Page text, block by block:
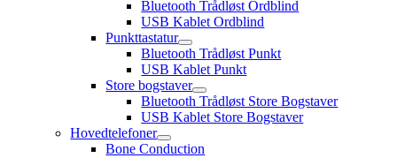
Bluetooth Trådløst Ordblind
USB Kablet Ordblind
Punkttastatur
Bluetooth Trådløst Punkt
USB Kablet Punkt
Store bogstaver
Bluetooth Trådløst Store Bogstaver
USB Kablet Store Bogstaver
Hovedtelefoner
Bone Conduction